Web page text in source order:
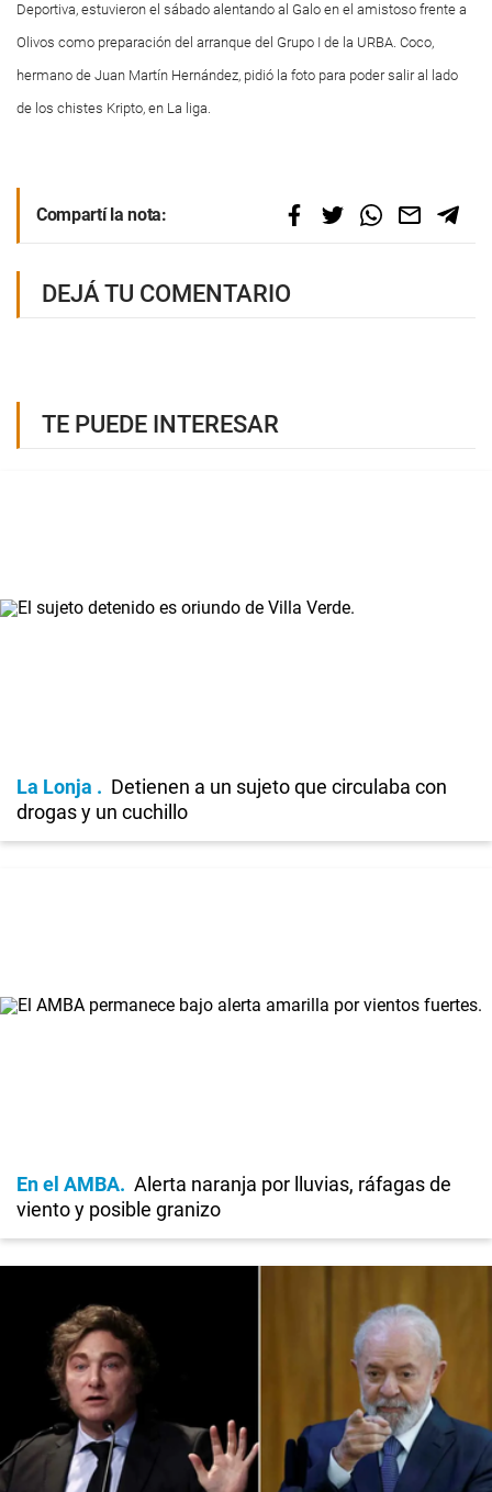
Deportiva, estuvieron el sábado alentando al Galo en el amistoso frente a
Olivos como preparación del arranque del Grupo I de la URBA. Coco,
hermano de Juan Martín Hernández, pidió la foto para poder salir al lado
de los chistes Kripto, en La liga.
Compartí la nota:
DEJÁ TU COMENTARIO
TE PUEDE INTERESAR
La Lonja
Detienen a un sujeto que circulaba con
drogas y un cuchillo
En el AMBA
Alerta naranja por lluvias, ráfagas de
viento y posible granizo